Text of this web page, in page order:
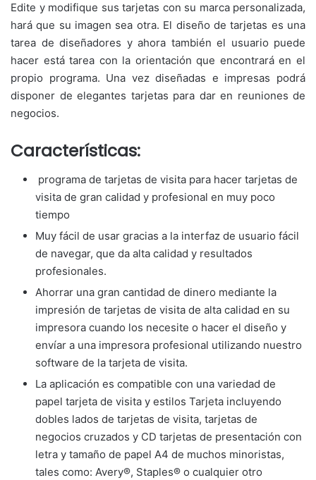
Edite y modifique sus tarjetas con su marca personalizada,
hará que su imagen sea otra. El diseño de tarjetas es una
tarea de diseñadores y ahora también el usuario puede
hacer está tarea con la orientación que encontrará en el
propio programa. Una vez diseñadas e impresas podrá
disponer de elegantes tarjetas para dar en reuniones de
negocios.
Características:
programa de tarjetas de visita para hacer tarjetas de
visita de gran calidad y profesional en muy poco
tiempo
Muy fácil de usar gracias a la interfaz de usuario fácil
de navegar, que da alta calidad y resultados
profesionales.
Ahorrar una gran cantidad de dinero mediante la
impresión de tarjetas de visita de alta calidad en su
impresora cuando los necesite o hacer el diseño y
envíar a una impresora profesional utilizando nuestro
software de la tarjeta de visita.
La aplicación es compatible con una variedad de
papel tarjeta de visita y estilos Tarjeta incluyendo
dobles lados de tarjetas de visita, tarjetas de
negocios cruzados y CD tarjetas de presentación con
letra y tamaño de papel A4 de muchos minoristas,
tales como: Avery®, Staples® o cualquier otro